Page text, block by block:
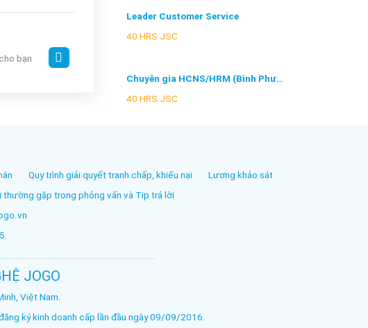
bạn
Leader Customer Service
40 HRS JSC
Chuyên gia HCNS/HRM (Bình Phước)
40 HRS JSC
Quy trình giải quyết tranh chấp, khiếu nại
Lương khảo sát
thường gặp trong phỏng vấn và Tip trả lời
JOGO
Việt Nam.
ký kinh doanh cấp lần đầu ngày 09/09/2016.